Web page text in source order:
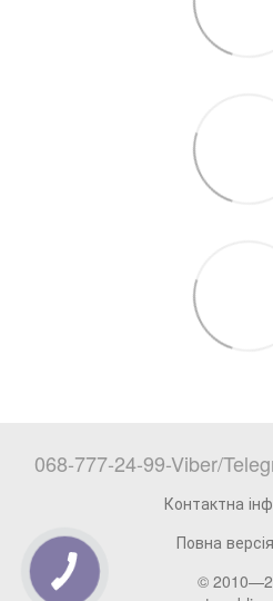
068-777-24-99-Viber/
Контактна
Повна
©